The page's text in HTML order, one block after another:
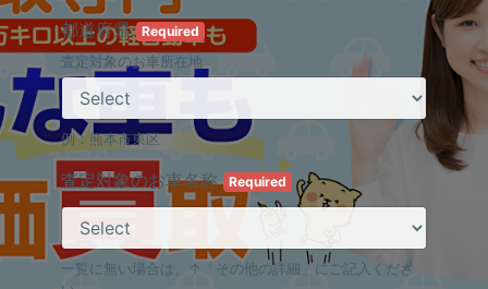
都道府県 Required
査定対象のお車所在地
例：熊本市東区
査定対象のお車名称 Required
一覧に無い場合は、↑「その他の詳細」にご記入くださ